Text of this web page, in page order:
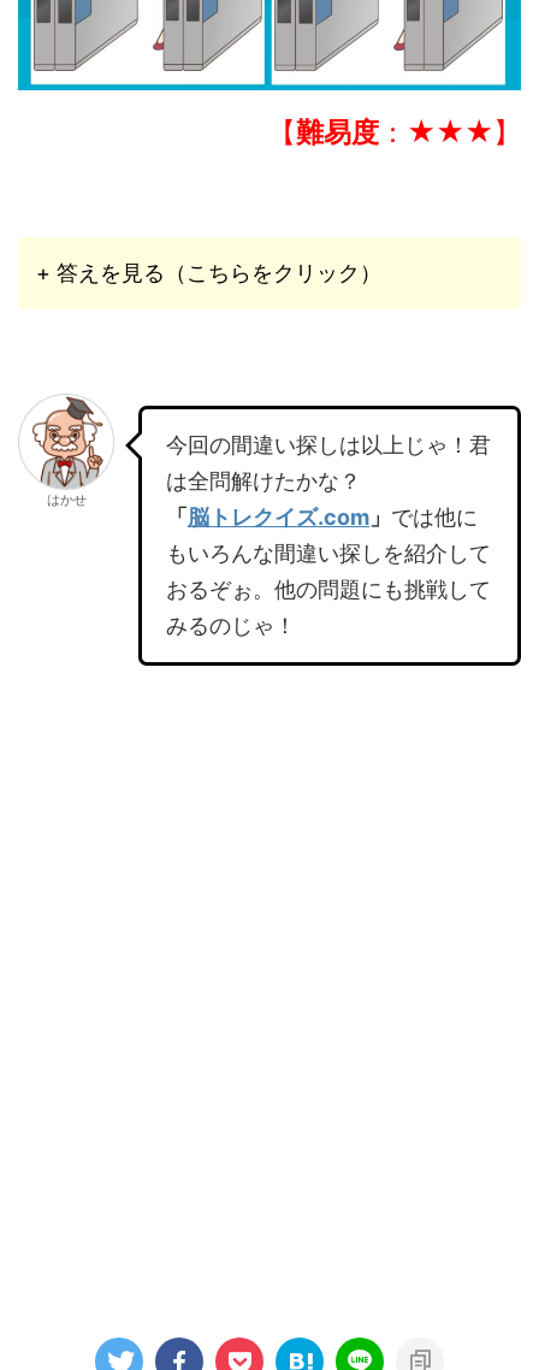
【難易度 ：★★★】
+ 答えを見る（こちらをクリック）
はかせ
今回の間違い探しは以上じゃ！君
は全問解けたかな？
「 脳トレクイズ.com 」 では他に
もいろんな間違い探しを紹介して
おるぞぉ。他の問題にも挑戦して
みるのじゃ！